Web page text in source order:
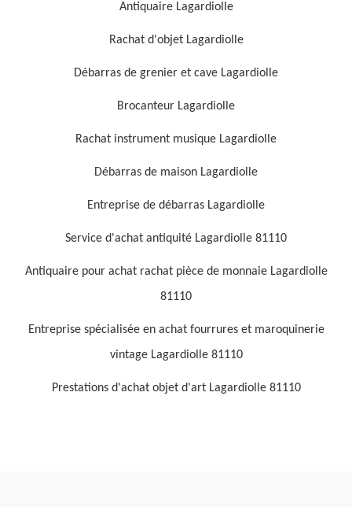
Antiquaire Lagardiolle
Rachat d'objet Lagardiolle
Débarras de grenier et cave Lagardiolle
Brocanteur Lagardiolle
Rachat instrument musique Lagardiolle
Débarras de maison Lagardiolle
Entreprise de débarras Lagardiolle
Service d'achat antiquité Lagardiolle 81110
Antiquaire pour achat rachat pièce de monnaie Lagardiolle
81110
Entreprise spécialisée en achat fourrures et maroquinerie
vintage Lagardiolle 81110
Prestations d'achat objet d'art Lagardiolle 81110